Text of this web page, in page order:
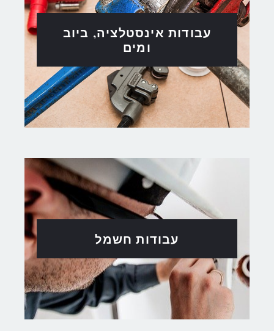
עבודות אינסטלציה, ביוב
ומים
עבודות חשמל